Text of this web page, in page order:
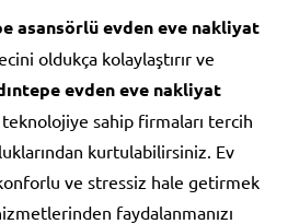
asansörlü evden eve nakliyat
oldukça kolaylaştırır ve
evden eve nakliyat
sahip firmaları tercih
kurtulabilirsiniz. Ev
ve stressiz hale getirmek
faydalanmanızı